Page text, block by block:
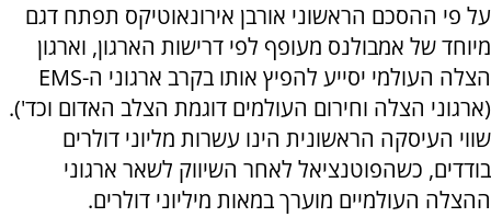
על פי ההסכם הראשוני אורבן אירונאוטיקס תפתח דגם
מיוחד של אמבולנס מעופף לפי דרישות הארגון, וארגון
הצלה העולמי יסייע להפיץ אותו בקרב ארגוני ה-EMS
(ארגוני הצלה וחירום העולמים דוגמת הצלב האדום וכד').
שווי העיסקה הראשונית הינו עשרות מליוני דולרים
בודדים, כשהפוטנציאל לאחר השיווק לשאר ארגוני
ההצלה העולמיים מוערך במאות מיליוני דולרים.